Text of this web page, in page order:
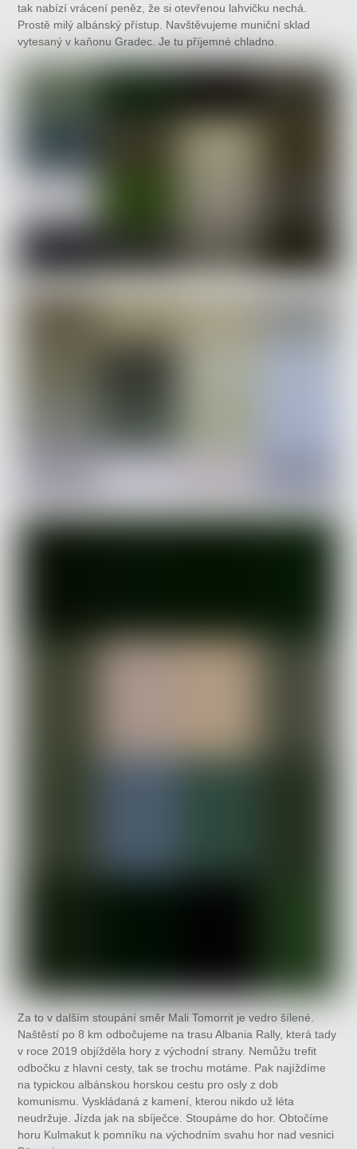
tak nabízí vrácení peněz, že si otevřenou lahvičku nechá.
Prostě milý albánský přístup. Navštěvujeme muniční sklad
vytesaný v kaňonu Gradec. Je tu příjemné chladno.
Za to v dalším stoupání směr Mali Tomorrit je vedro šílené.
Naštěstí po 8 km odbočujeme na trasu Albania Rally, která tady
v roce 2019 objížděla hory z východní strany. Nemůžu trefit
odbočku z hlavní cesty, tak se trochu motáme. Pak najíždíme
na typickou albánskou horskou cestu pro osly z dob
komunismu. Vyskládaná z kamení, kterou nikdo už léta
neudržuje. Jízda jak na sbíječce. Stoupáme do hor. Obtočíme
horu Kulmakut k pomníku na východním svahu hor nad vesnici